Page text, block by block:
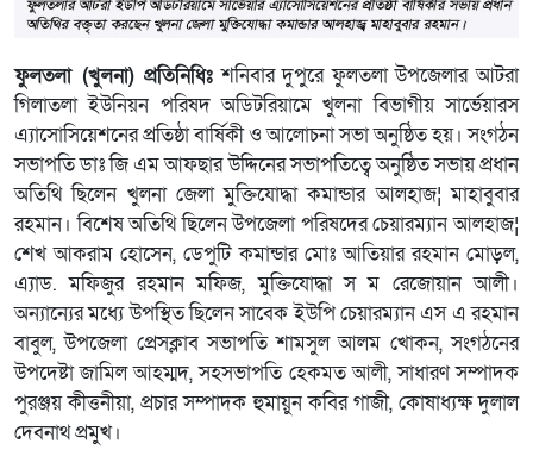
ফুলতলা (খুলনা) প্রতিনিধিঃ শনিবার দুপুরে ফুলতলা উপজেলার আটরা
গিলাতলা ইউনিয়ন পরিষদ অডিটরিয়ামে খুলনা বিভাগীয় সার্ভেয়ারস
এ্যাসোসিয়েশনের প্রতিষ্ঠা বার্ষিকী ও আলোচনা সভা অনুষ্ঠিত হয়। সংগঠন
সভাপতি ডাঃ জি এম আফছার উদ্দিনের সভাপতিত্বে অনুষ্ঠিত সভায় প্রধান
অতিথি ছিলেন খুলনা জেলা মুক্তিযোদ্ধা কমান্ডার আলহাজ¦ মাহাবুবার
রহমান। বিশেষ অতিথি ছিলেন উপজেলা পরিষদের চেয়ারম্যান আলহাজ¦
শেখ আকরাম হোসেন, ডেপুটি কমান্ডার মোঃ আতিয়ার রহমান মোড়ল,
এ্যাড. মফিজুর রহমান মফিজ, মুক্তিযোদ্ধা স ম রেজোয়ান আলী।
অন্যান্যের মধ্যে উপস্থিত ছিলেন সাবেক ইউপি চেয়ারম্যান এস এ রহমান
বাবুল, উপজেলা প্রেসক্লাব সভাপতি শামসুল আলম খোকন, সংগঠনের
উপদেষ্টা জামিল আহম্মদ, সহসভাপতি হেকমত আলী, সাধারণ সম্পাদক
পুরঞ্জয় কীত্তনীয়া, প্রচার সম্পাদক হুমায়ুন কবির গাজী, কোষাধ্যক্ষ দুলাল
দেবনাথ প্রমুখ।